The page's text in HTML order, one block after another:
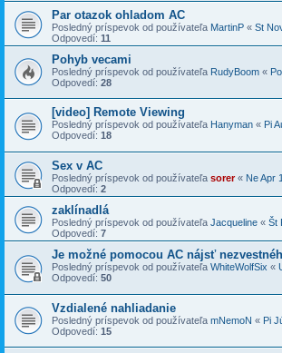
Par otazok ohladom AC
Posledný príspevok od používateľa MartinP « St
Odpovedí: 11
Pohyb vecami
Posledný príspevok od používateľa RudyBoom «
Odpovedí: 28
[video] Remote Viewing
Posledný príspevok od používateľa Hanyman « Pi
Odpovedí: 18
Sex v AC
Posledný príspevok od používateľa sorer« Ne Apr
Odpovedí: 2
zaklínadlá
Posledný príspevok od používateľa Jacqueline « Št
Odpovedí: 7
Je možné pomocou AC nájsť
Posledný príspevok od používateľa WhiteWolfSix «
Odpovedí: 50
Vzdialené nahliadanie
Posledný príspevok od používateľa mNemoN « Pi
Odpovedí: 15